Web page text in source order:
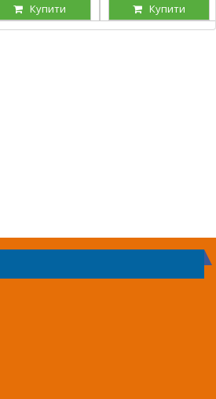
Купити Купити